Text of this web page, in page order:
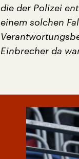
die der Polizei
einem solchen
Einbrecher da